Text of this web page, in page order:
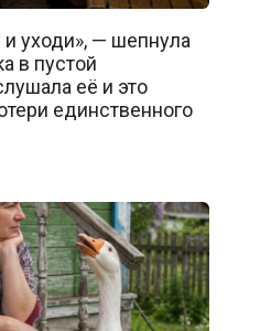
и уходи», — шепнула
в пустой
её и это
единственного